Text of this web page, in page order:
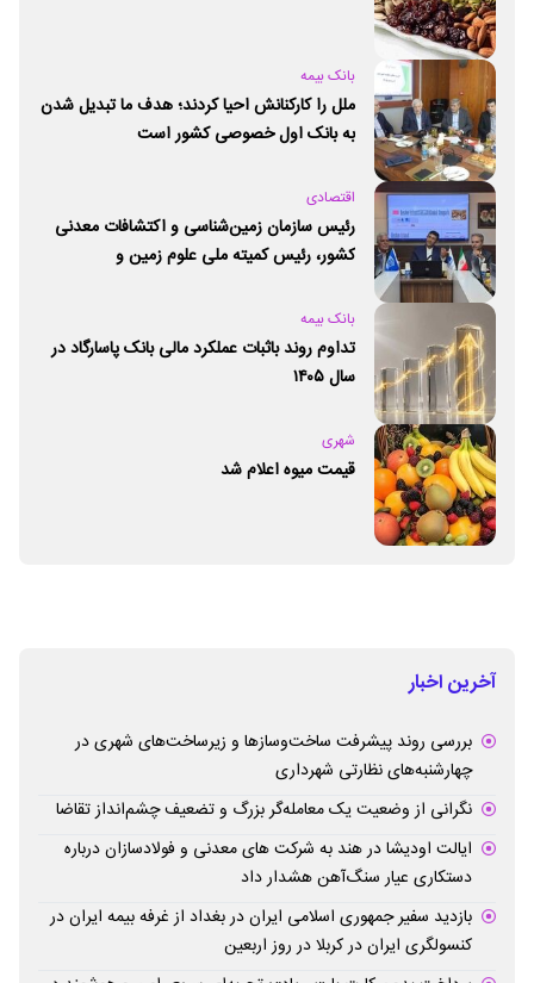
بانک بیمه
ملل را کارکنانش احیا کردند؛ هدف ما تبدیل شدن
به بانک اول خصوصی کشور است
اقتصادی
رئیس سازمان زمین‌شناسی و اکتشافات معدنی
کشور،‌ رئیس کمیته ملی علوم زمین و
بانک بیمه
تداوم روند باثبات عملکرد مالی بانک پاسارگاد در
سال ۱۴۰۵
شهری
قیمت میوه اعلام شد
آخرین اخبار
بررسی روند پیشرفت ساخت‌وسازها و زیرساخت‌های شهری در
چهارشنبه‌های نظارتی شهرداری
نگرانی از وضعیت یک معامله‌گر بزرگ و تضعیف چشم‌انداز تقاضا
ایالت اودیشا در هند به شرکت های معدنی و فولادسازان درباره
دستکاری عیار سنگ‌آهن هشدار داد
بازدید سفیر جمهوری اسلامی ایران در بغداد از غرفه بیمه ایران در
کنسولگری ایران در کربلا در روز اربعین